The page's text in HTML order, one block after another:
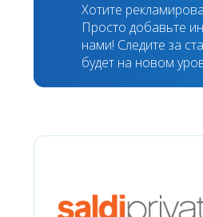
Хотите
Просто добавьте
нами! Следите за
будет на новом